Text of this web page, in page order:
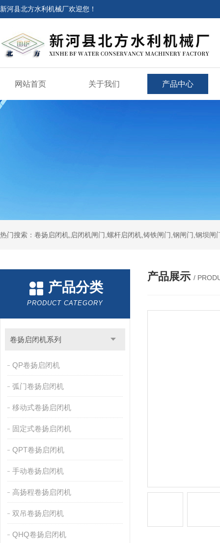
新河县北方水利机械厂欢迎您！
网站首页 关于我们 产品中心
热门搜索：卷扬启闭机,启闭机闸门,螺杆启闭机,铸铁闸门,钢闸门,钢坝
产品分类
PRODUCT CATEGORY
卷扬启闭机系列
QP卷扬启闭机
弧门卷扬启闭机
移动式卷扬启闭机
固定式卷扬启闭机
QPT卷扬启闭机
手动卷扬启闭机
高扬程卷扬启闭机
双吊卷扬启闭机
QHQ卷扬启闭机
产品展示 /